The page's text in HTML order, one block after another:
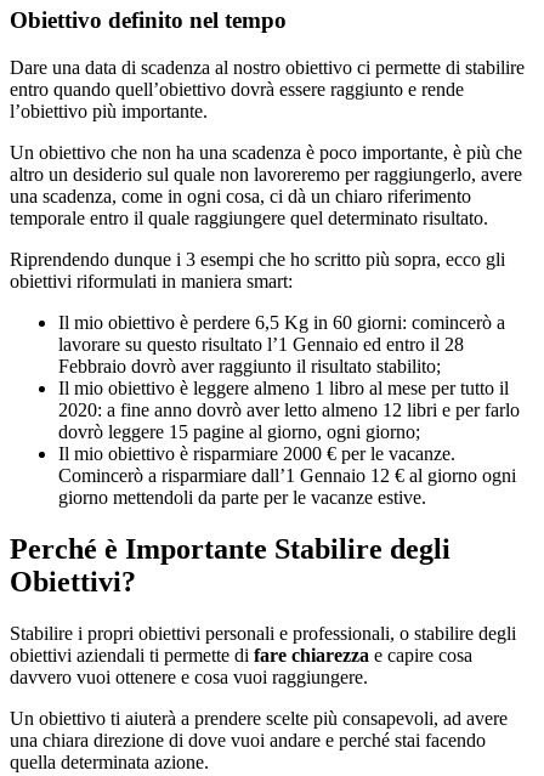
Obiettivo definito nel tempo
Dare una data di scadenza al nostro obiettivo ci permette di stabilire
entro quando quell’obiettivo dovrà essere raggiunto e rende
l’obiettivo più importante.
Un obiettivo che non ha una scadenza è poco importante, è più che
altro un desiderio sul quale non lavoreremo per raggiungerlo, avere
una scadenza, come in ogni cosa, ci dà un chiaro riferimento
temporale entro il quale raggiungere quel determinato risultato.
Riprendendo dunque i 3 esempi che ho scritto più sopra, ecco gli
obiettivi riformulati in maniera smart:
Il mio obiettivo è perdere 6,5 Kg in 60 giorni: comincerò a
lavorare su questo risultato l’1 Gennaio ed entro il 28
Febbraio dovrò aver raggiunto il risultato stabilito;
Il mio obiettivo è leggere almeno 1 libro al mese per tutto il
2020: a fine anno dovrò aver letto almeno 12 libri e per farlo
dovrò leggere 15 pagine al giorno, ogni giorno;
Il mio obiettivo è risparmiare 2000 € per le vacanze.
Comincerò a risparmiare dall’1 Gennaio 12 € al giorno ogni
giorno mettendoli da parte per le vacanze estive.
Perché è Importante Stabilire degli
Obiettivi?
Stabilire i propri obiettivi personali e professionali, o stabilire degli
obiettivi aziendali ti permette di fare chiarezza e capire cosa
davvero vuoi ottenere e cosa vuoi raggiungere.
Un obiettivo ti aiuterà a prendere scelte più consapevoli, ad avere
una chiara direzione di dove vuoi andare e perché stai facendo
quella determinata azione.